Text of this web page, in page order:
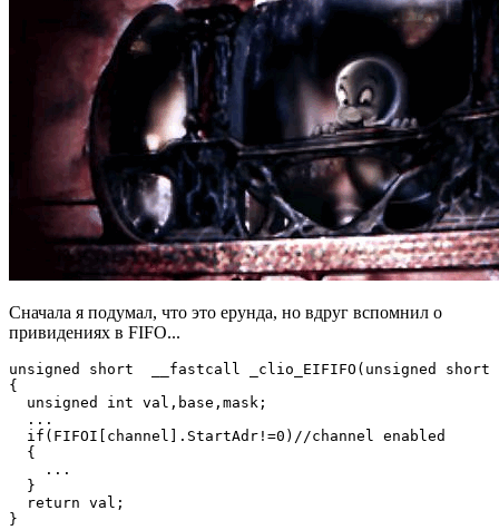
Сначала я подумал, что это ерунда, но вдруг вспомнил о
привидениях в FIFO...
unsigned short  __fastcall _clio_EIFIFO(unsigned short
{
  unsigned int val,base,mask;
  ...
  if(FIFOI[channel].StartAdr!=0)//channel enabled
  {
    ...
  }
  return val;
}